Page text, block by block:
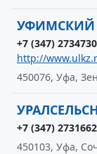
УФИМСКИЙ
+7 (347) 2734730
http://
450076, Уфа,
+7 (347) 2731662
450103, Уфа,